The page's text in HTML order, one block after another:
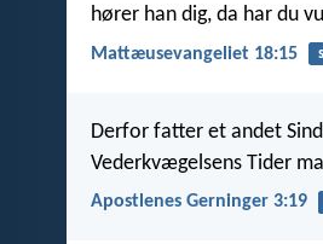
hører han dig, da har du
Mattæusevangeliet 18:15
Derfor fatter et andet
Vederkvægelsens Tider
Apostlenes Gerninger 3:19